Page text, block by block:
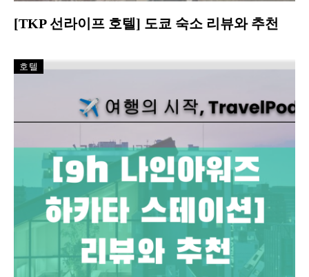
[TKP 선라이프 호텔] 도쿄 숙소 리뷰와 추천
호텔